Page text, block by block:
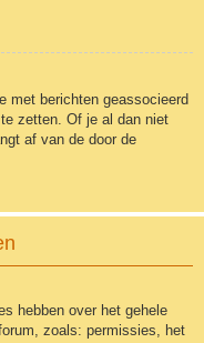
met berichten geassocieerd
zetten. Of je al dan niet
af van de door de
hebben over het gehele
zoals: permissies, het